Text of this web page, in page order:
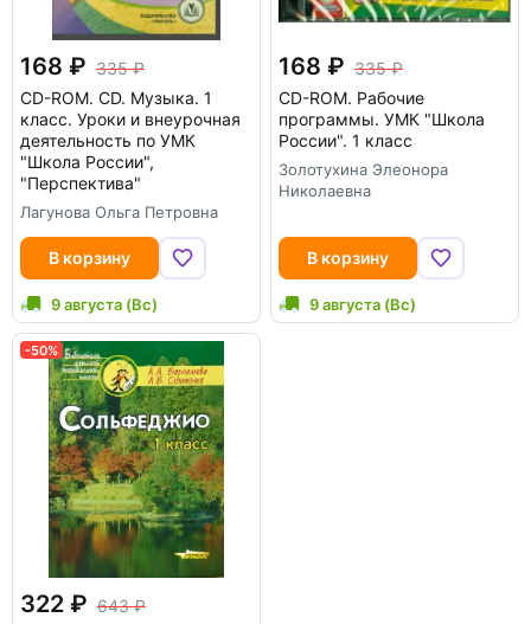
168
335
CD-ROM. CD. Музыка. 1
класс. Уроки и внеурочная
деятельность по УМК
"Школа России",
"Перспектива"
Лагунова Ольга Петровна
В корзину
9 августа (Вс)
168
335
CD-ROM. Рабочие
программы. УМК "Школа
России". 1 класс
Золотухина Элеонора
Николаевна
В корзину
9 августа (Вс)
-50%
322
643